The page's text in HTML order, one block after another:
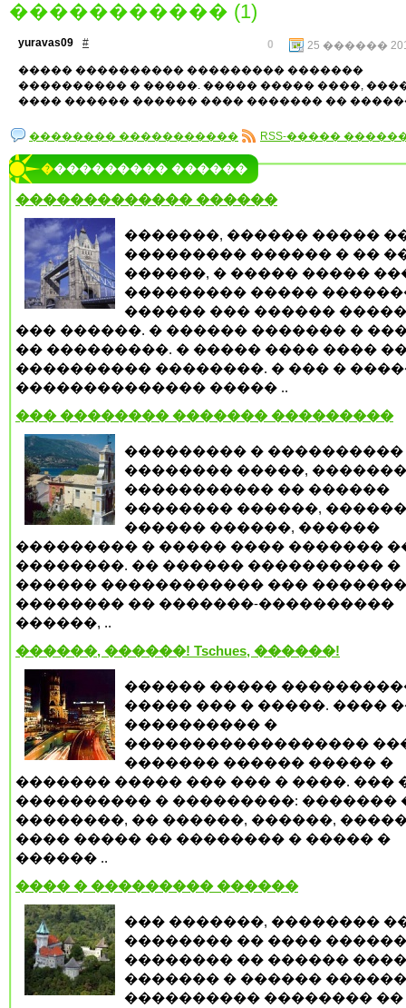
����������� (1)
yuravas09 # 25 ������
0
����� ���������� ��������� �������
���������� � �����. ����� ����� ����,
���� ������ ������ ���� ������� ��
�������� ����������� RSS-�����
���������� ������
������������� ������
�������, ������ �����
��������� ������ � ��
������, � ����� �����
��������� �����
������ ��� ������
��� ������. � ������ ������� �
�� ���������. � ����� ���� ����
���������� ��������. � ��� �
�������������� ����� ..
��� �������� ������� ���������
��������� � ����������
�������� �����, �������
����������� �� ������
�������� ������, ������
������ ������, ������
��������� � ����� ���� �������
��������. �� ������ ���������� �
������ ������������ ���
�������� �� �������-����������
������, ..
������, ������! Tschues, ������!
������ �����
����� ��� � �����. ����
���������� �
������������������
������� ������ ����� �
������� ����� ��� ��� � ����. ���
���������� � ���������: �������
��������, �� ������, ������,
���� ����� �� �������� � ����� �
������ ..
���� � ��������� ������
��� �������, ��������
�������� �� ����
�������� �� ������
������� � ������
���������� �������� ��